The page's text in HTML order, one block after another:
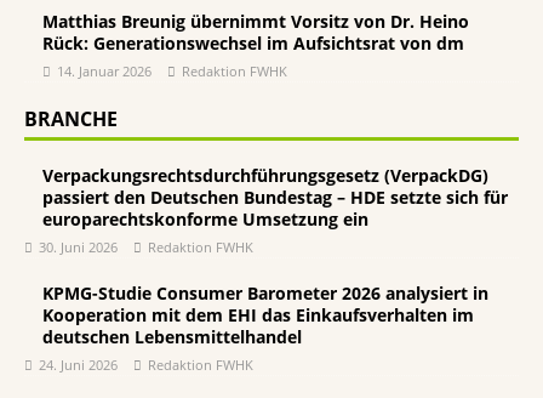
Matthias Breunig übernimmt Vorsitz von Dr. Heino
Rück: Generationswechsel im Aufsichtsrat von dm
14. Januar 2026 Redaktion FWHK
BRANCHE
Verpackungsrechtsdurchführungsgesetz (VerpackDG)
passiert den Deutschen Bundestag – HDE setzte sich für
europarechtskonforme Umsetzung ein
30. Juni 2026 Redaktion FWHK
KPMG-Studie Consumer Barometer 2026 analysiert in
Kooperation mit dem EHI das Einkaufsverhalten im
deutschen Lebensmittelhandel
24. Juni 2026 Redaktion FWHK